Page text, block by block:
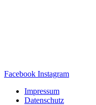
Facebook Instagram
Impressum
Datenschutz